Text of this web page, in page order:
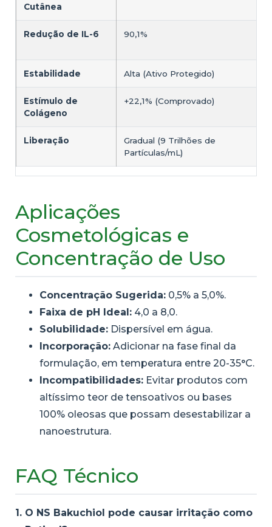
Cutânea
Redução de IL-6 90,1%
Estabilidade Alta (Ativo Protegido)
Estímulo de
Colágeno
+22,1% (Comprovado)
Liberação
Gradual (9 Trilhões de
Partículas/mL)
Aplicações
Cosmetológicas e
Concentração de Uso
Concentração Sugerida: 0,5% a 5,0%.
Faixa de pH Ideal: 4,0 a 8,0.
Solubilidade: Dispersível em água.
Incorporação: Adicionar na fase final da
formulação, em temperatura entre 20-35°C.
Incompatibilidades: Evitar produtos com
altíssimo teor de tensoativos ou bases
100% oleosas que possam desestabilizar a
nanoestrutura.
FAQ Técnico
1. O NS Bakuchiol pode causar irritação como